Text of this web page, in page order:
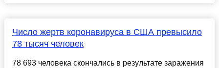
Число жертв коронавируса в США превысило
78 тысяч человек
78 693 человека скончались в результате заражения